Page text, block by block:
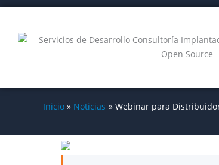
Ir
contenido
Inicio Noticias Webinar para